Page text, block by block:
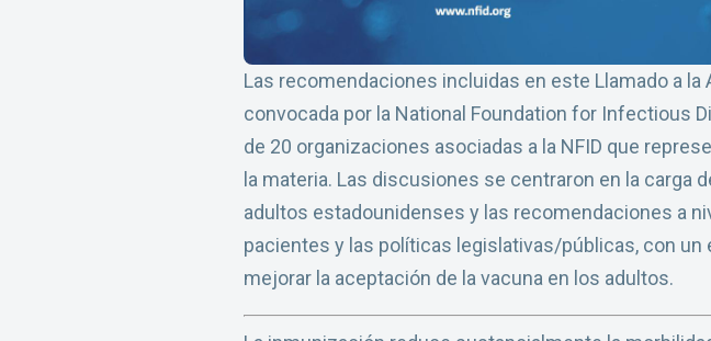
Las recomendaciones incluidas en este Llamado a
convocada por la National Foundation for Infectious
de 20 organizaciones asociadas a la NFID que
la materia. Las discusiones se centraron en la
adultos estadounidenses y las recomendaciones a
pacientes y las políticas legislativas/públicas, con
mejorar la aceptación de la vacuna en los adultos.